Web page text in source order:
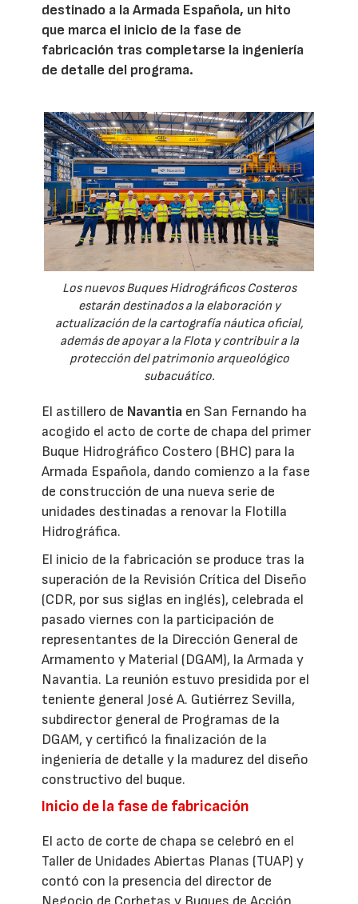
destinado a la Armada Española, un hito
que marca el inicio de la fase de
fabricación tras completarse la ingeniería
de detalle del programa.
Los nuevos Buques Hidrográficos Costeros
estarán destinados a la elaboración y
actualización de la cartografía náutica oficial,
además de apoyar a la Flota y contribuir a la
protección del patrimonio arqueológico
subacuático.
El astillero de Navantia en San Fernando ha
acogido el acto de corte de chapa del primer
Buque Hidrográfico Costero (BHC) para la
Armada Española, dando comienzo a la fase
de construcción de una nueva serie de
unidades destinadas a renovar la Flotilla
Hidrográfica.
El inicio de la fabricación se produce tras la
superación de la Revisión Crítica del Diseño
(CDR, por sus siglas en inglés), celebrada el
pasado viernes con la participación de
representantes de la Dirección General de
Armamento y Material (DGAM), la Armada y
Navantia. La reunión estuvo presidida por el
teniente general José A. Gutiérrez Sevilla,
subdirector general de Programas de la
DGAM, y certificó la finalización de la
ingeniería de detalle y la madurez del diseño
constructivo del buque.
Inicio de la fase de fabricación
El acto de corte de chapa se celebró en el
Taller de Unidades Abiertas Planas (TUAP) y
contó con la presencia del director de